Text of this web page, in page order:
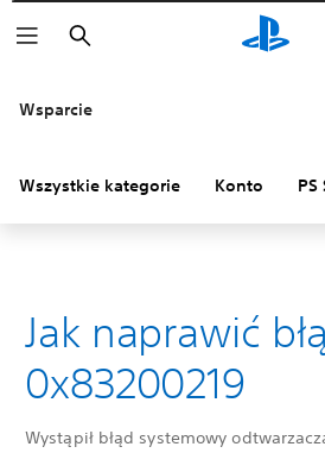
Wyszukaj
Wsparcie
Wszystkie kategorie Konto
Jak naprawić
0x83200219
Wystąpił błąd systemowy